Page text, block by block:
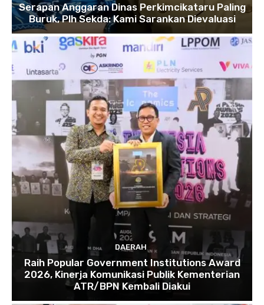
Serapan Anggaran Dinas Perkimcikataru Paling
Buruk, Plh Sekda: Kami Sarankan Dievaluasi
DAERAH
Raih Popular Government Institutions Award
2026, Kinerja Komunikasi Publik Kementerian
ATR/BPN Kembali Diakui